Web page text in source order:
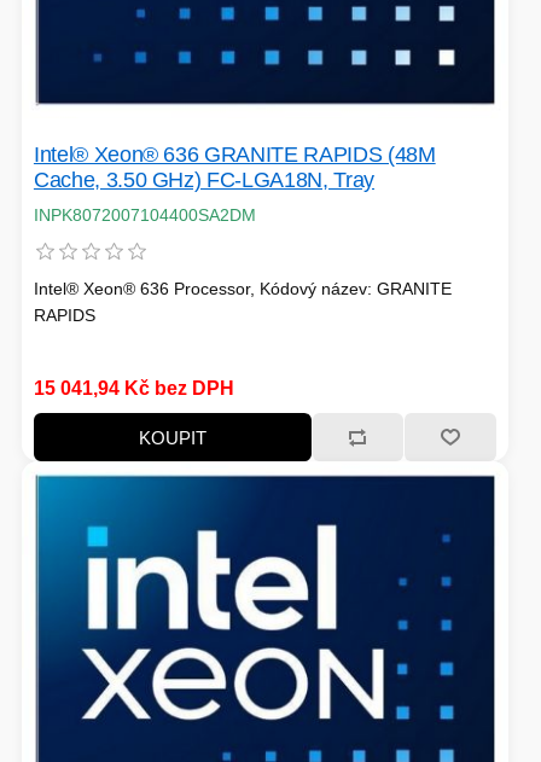
PŘÍSLUŠENSTVÍ
Intel® Xeon® 636 GRANITE RAPIDS (48M
Cache, 3.50 GHz) FC-LGA18N, Tray
INPK8072007104400SA2DM
Intel® Xeon® 636 Processor, Kódový název: GRANITE
RAPIDS
15 041,94 Kč bez DPH
KOUPIT